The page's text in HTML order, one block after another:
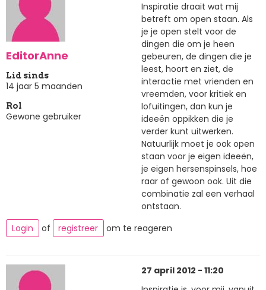
EditorAnne
Lid sinds
14 jaar 5 maanden
Rol
Gewone gebruiker
Inspiratie draait wat mij
betreft om open staan. Als
je je open stelt voor de
dingen die om je heen
gebeuren, de dingen die je
leest, hoort en ziet, de
interactie met vrienden en
vreemden, voor kritiek en
lofuitingen, dan kun je
ideeën oppikken die je
verder kunt uitwerken.
Natuurlijk moet je ook open
staan voor je eigen ideeën,
je eigen hersenspinsels, hoe
raar of gewoon ook. Uit die
combinatie zal een verhaal
ontstaan.
Login
of registreer om te reageren
27 april 2012 - 11:20